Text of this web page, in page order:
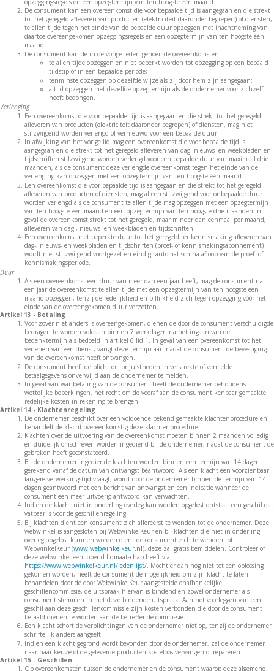
De consument kan een overeenkomst die voor bepaalde tijd is aangegaan en die strekt
tot het geregeld afleveren van producten (elektriciteit daaronder begrepen) of diensten,
te allen tijde tegen het einde van de bepaalde duur opzeggen met inachtneming van
daartoe overeengekomen opzeggingsregels en een opzegtermijn van ten hoogste één
maand.
De consument kan de in de vorige leden genoemde overeenkomsten:
te allen tijde opzeggen en niet beperkt worden tot opzegging op een bepaald
tijdstip of in een bepaalde periode;
tenminste opzeggen op dezelfde wijze als zij door hem zijn aangegaan;
altijd opzeggen met dezelfde opzegtermijn als de ondernemer voor zichzelf
heeft bedongen.
Verlenging
Een overeenkomst die voor bepaalde tijd is aangegaan en die strekt tot het geregeld
afleveren van producten (elektriciteit daaronder begrepen) of diensten, mag niet
stilzwijgend worden verlengd of vernieuwd voor een bepaalde duur.
In afwijking van het vorige lid mag een overeenkomst die voor bepaalde tijd is
aangegaan en die strekt tot het geregeld afleveren van dag- nieuws- en weekbladen en
tijdschriften stilzwijgend worden verlengd voor een bepaalde duur van maximaal drie
maanden, als de consument deze verlengde overeenkomst tegen het einde van de
verlenging kan opzeggen met een opzegtermijn van ten hoogste één maand.
Een overeenkomst die voor bepaalde tijd is aangegaan en die strekt tot het geregeld
afleveren van producten of diensten, mag alleen stilzwijgend voor onbepaalde duur
worden verlengd als de consument te allen tijde mag opzeggen met een opzegtermijn
van ten hoogste één maand en een opzegtermijn van ten hoogste drie maanden in
geval de overeenkomst strekt tot het geregeld, maar minder dan eenmaal per maand,
afleveren van dag-, nieuws- en weekbladen en tijdschriften.
Een overeenkomst met beperkte duur tot het geregeld ter kennismaking afleveren van
dag-, nieuws- en weekbladen en tijdschriften (proef- of kennismakingsabonnement)
wordt niet stilzwijgend voortgezet en eindigt automatisch na afloop van de proef- of
kennismakingsperiode.
Duur
Als een overeenkomst een duur van meer dan een jaar heeft, mag de consument na
een jaar de overeenkomst te allen tijde met een opzegtermijn van ten hoogste een
maand opzeggen, tenzij de redelijkheid en billijkheid zich tegen opzegging vóór het
einde van de overeengekomen duur verzetten.
Artikel 13 - Betaling
Voor zover niet anders is overeengekomen, dienen de door de consument verschuldigde
bedragen te worden voldaan binnen 7 werkdagen na het ingaan van de
bedenktermijn als bedoeld in artikel 6 lid 1. In geval van een overeenkomst tot het
verlenen van een dienst, vangt deze termijn aan nadat de consument de bevestiging
van de overeenkomst heeft ontvangen.
De consument heeft de plicht om onjuistheden in verstrekte of vermelde
betaalgegevens onverwijld aan de ondernemer te melden.
In geval van wanbetaling van de consument heeft de ondernemer behoudens
wettelijke beperkingen, het recht om de vooraf aan de consument kenbaar gemaakte
redelijke kosten in rekening te brengen.
Artikel 14 - Klachtenregeling
De ondernemer beschikt over een voldoende bekend gemaakte klachtenprocedure en
behandelt de klacht overeenkomstig deze klachtenprocedure.
Klachten over de uitvoering van de overeenkomst moeten binnen 2 maanden volledig
en duidelijk omschreven worden ingediend bij de ondernemer, nadat de consument de
gebreken heeft geconstateerd.
Bij de ondernemer ingediende klachten worden binnen een termijn van 14 dagen
gerekend vanaf de datum van ontvangst beantwoord. Als een klacht een voorzienbaar
langere verwerkingstijd vraagt, wordt door de ondernemer binnen de termijn van 14
dagen geantwoord met een bericht van ontvangst en een indicatie wanneer de
consument een meer uitvoerig antwoord kan verwachten.
Indien de klacht niet in onderling overleg kan worden opgelost ontstaat een geschil dat
vatbaar is voor de geschillenregeling.
Bij klachten dient een consument zich allereerst te wenden tot de ondernemer. Deze
webwinkel is aangesloten bij WebwinkelKeur en bij klachten die niet in onderling
overleg opgelost kunnen worden dient de consument zich te wenden tot
WebwinkelKeur (www.webwinkelkeur.nl), deze zal gratis bemiddelen. Controleer of
deze webwinkel een lopend lidmaatschap heeft via
https://www.webwinkelkeur.nl/ledenlijst/ . Mocht er dan nog niet tot een oplossing
gekomen worden, heeft de consument de mogelijkheid om zijn klacht te laten
behandelen door de door WebwinkelKeur aangestelde onafhankelijke
geschillencommissie, de uitspraak hiervan is bindend en zowel ondernemer als
consument stemmen in met deze bindende uitspraak. Aan het voorleggen van een
geschil aan deze geschillencommissie zijn kosten verbonden die door de consument
betaald dienen te worden aan de betreffende commissie.
Een klacht schort de verplichtingen van de ondernemer niet op, tenzij de ondernemer
schriftelijk anders aangeeft.
Indien een klacht gegrond wordt bevonden door de ondernemer, zal de ondernemer
naar haar keuze of de geleverde producten kosteloos vervangen of repareren.
Artikel 15 - Geschillen
Op overeenkomsten tussen de ondernemer en de consument waarop deze algemene